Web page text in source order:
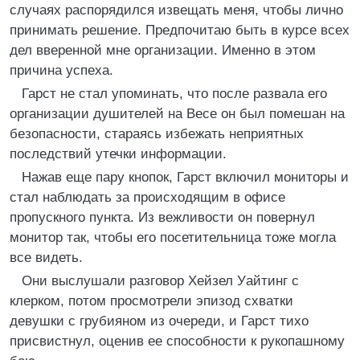
случаях распорядился извещать меня, чтобы лично
принимать решение. Предпочитаю быть в курсе всех
дел вверенной мне организации. Именно в этом
причина успеха.
Гарст не стал упоминать, что после развала его
организации душителей на Весе он был помешан на
безопасности, стараясь избежать неприятных
последствий утечки информации.
Нажав еще пару кнопок, Гарст включил мониторы и
стал наблюдать за происходящим в офисе
пропускного пункта. Из вежливости он повернул
монитор так, чтобы его посетительница тоже могла
все видеть.
Они выслушали разговор Хейзел Уайтинг с
клерком, потом просмотрели эпизод схватки
девушки с грубияном из очереди, и Гарст тихо
присвистнул, оценив ее способности к рукопашному